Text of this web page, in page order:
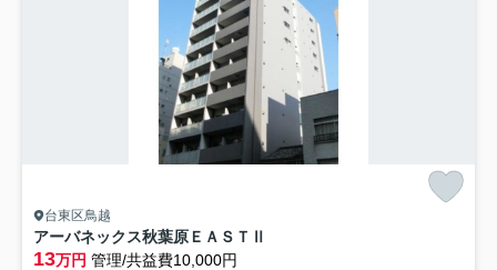
台東区鳥越
アーバネックス秋葉原ＥＡＳＴⅡ
13万円 管理/共益費10,000円